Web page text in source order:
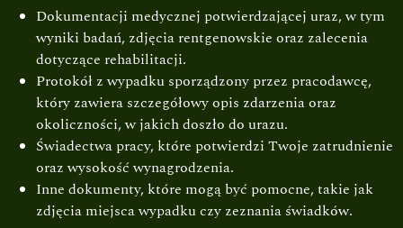
Dokumentacji medycznej potwierdzającej uraz, w tym
wyniki badań, zdjęcia rentgenowskie oraz zalecenia
dotyczące rehabilitacji.
Protokół z wypadku sporządzony przez pracodawcę,
który zawiera szczegółowy opis zdarzenia oraz
okoliczności, w jakich doszło do urazu.
Świadectwa pracy, które potwierdzi Twoje zatrudnienie
oraz wysokość wynagrodzenia.
Inne dokumenty, które mogą być pomocne, takie jak
zdjęcia miejsca wypadku czy zeznania świadków.